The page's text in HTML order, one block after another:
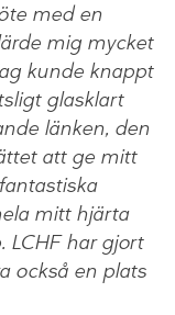
med en
mig mycket
kunde knappt
glasklart
länken, den
att ge mitt
mitt hjärta
LCHF har gjort
också en plats